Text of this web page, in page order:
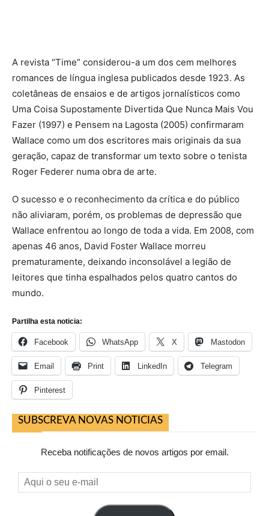
A revista “Time” considerou-a um dos cem melhores
romances de língua inglesa publicados desde 1923. As
coletâneas de ensaios e de artigos jornalísticos como
Uma Coisa Supostamente Divertida Que Nunca Mais Vou
Fazer (1997) e Pensem na Lagosta (2005) confirmaram
Wallace como um dos escritores mais originais da sua
geração, capaz de transformar um texto sobre o tenista
Roger Federer numa obra de arte.
O sucesso e o reconhecimento da crítica e do público
não aliviaram, porém, os problemas de depressão que
Wallace enfrentou ao longo de toda a vida. Em 2008, com
apenas 46 anos, David Foster Wallace morreu
prematuramente, deixando inconsolável a legião de
leitores que tinha espalhados pelos quatro cantos do
mundo.
Partilha esta noticia:
Facebook WhatsApp X Mastodon
Email Print LinkedIn Telegram
Pinterest
SUBSCREVA NOVAS NOTICIAS
Receba notificações de novos artigos por email.
Aqui
o